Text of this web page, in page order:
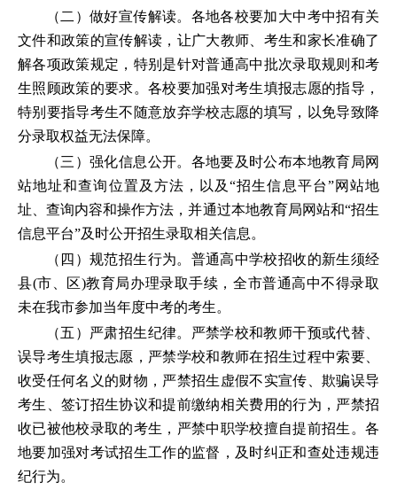
（二）做好宣传解读。各地各校要加大中考中招有关
文件和政策的宣传解读，让广大教师、考生和家长准确了
解各项政策规定，特别是针对普通高中批次录取规则和考
生照顾政策的要求。各校要加强对考生填报志愿的指导，
特别要指导考生不随意放弃学校志愿的填写，以免导致降
分录取权益无法保障。
（三）强化信息公开。各地要及时公布本地教育局网
站地址和查询位置及方法，以及“招生信息平台”网站地
址、查询内容和操作方法，并通过本地教育局网站和“招生
信息平台”及时公开招生录取相关信息。
（四）规范招生行为。普通高中学校招收的新生须经
县(市、区)教育局办理录取手续，全市普通高中不得录取
未在我市参加当年度中考的考生。
（五）严肃招生纪律。严禁学校和教师干预或代替、
误导考生填报志愿，严禁学校和教师在招生过程中索要、
收受任何名义的财物，严禁招生虚假不实宣传、欺骗误导
考生、签订招生协议和提前缴纳相关费用的行为，严禁招
收已被他校录取的考生，严禁中职学校擅自提前招生。各
地要加强对考试招生工作的监督，及时纠正和查处违规违
纪行为。